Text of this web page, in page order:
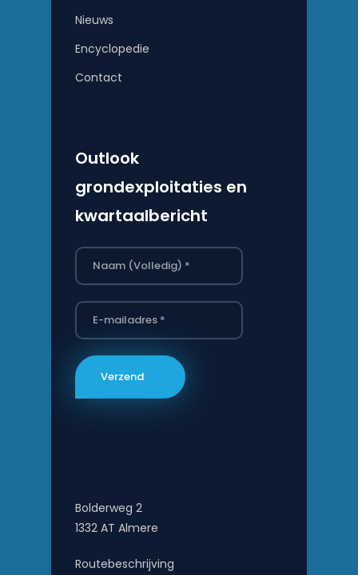
Nieuws
Encyclopedie
Contact
Outlook
grondexploitaties en
kwartaalbericht
Bolderweg 2
1332 AT Almere
Routebeschrijving